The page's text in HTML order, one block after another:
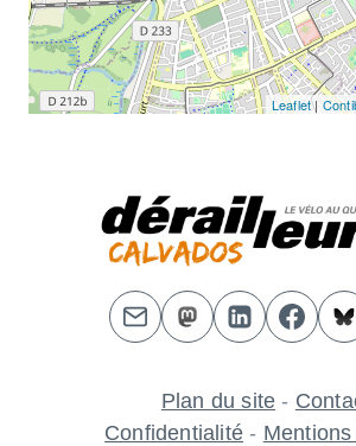
Leaflet|
Plan du site -
Confidentialité -